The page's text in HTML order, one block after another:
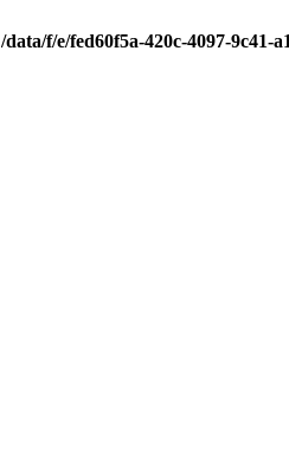
/data/f/e/fed60f5a-420c-4097-9c41-